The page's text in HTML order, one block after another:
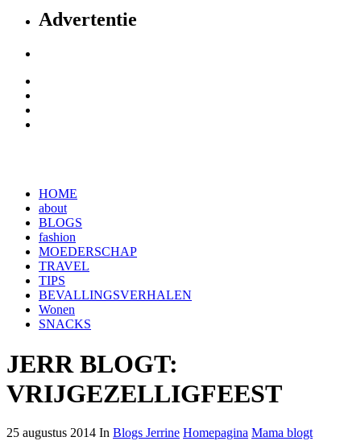
Advertentie
HOME
about
BLOGS
fashion
MOEDERSCHAP
TRAVEL
TIPS
BEVALLINGSVERHALEN
Wonen
SNACKS
JERR BLOGT:
VRIJGEZELLIGFEEST
25 augustus 2014 In Blogs Jerrine Homepagina Mama blogt